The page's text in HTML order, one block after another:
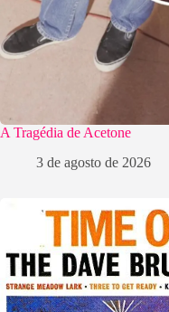
A Tragédia de Acetone
3 de agosto de 2026